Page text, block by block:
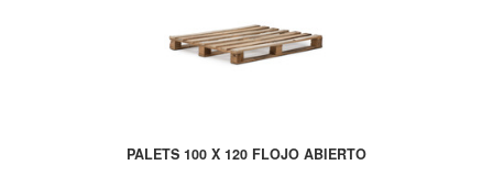
PALETS 100 X 120 FLOJO ABIERTO